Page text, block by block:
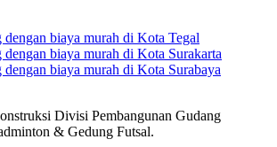
biaya murah di Kota Tegal
biaya murah di Kota Surakarta
biaya murah di Kota Surabaya
Divisi Pembangunan Gudang
& Gedung Futsal.